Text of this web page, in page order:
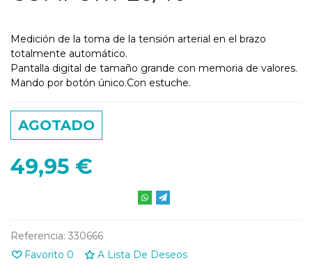
Medición de la toma de la tensión arterial en el brazo
totalmente automático.
Pantalla digital de tamaño grande con memoria de valores.
Mando por botón único.Con estuche.
AGOTADO
49,95 €
Referencia: 330666
Favorito 0 A Lista De Deseos